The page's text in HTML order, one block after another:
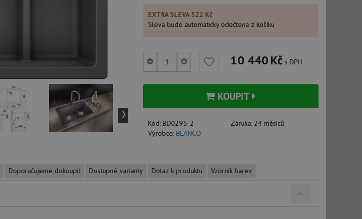
›
EXTRA SLEVA 522 Kč
Sleva bude automaticky odečtena z košíku
10 440Kč s DPH
KOUPIT
Kód: BD0295_2 Záruka:24 měsíců
Výrobce: BLANCO
Doporučujeme dokoupit Dostupné varianty Dotaz k produktu Vzorník barev